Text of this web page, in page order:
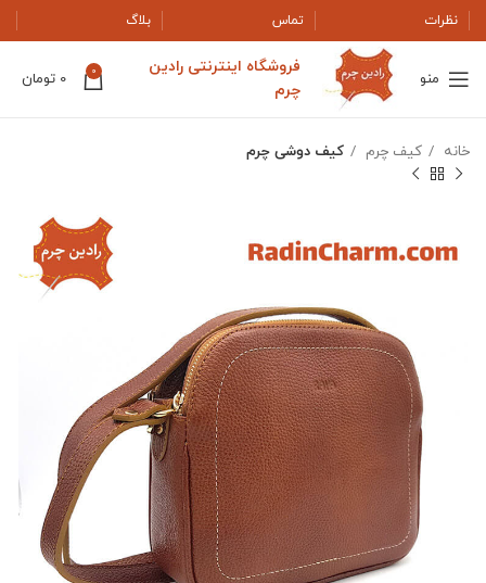
نظرات تماس بلاگ
منو
فروشگاه اینترنتی رادین
چرم
0
0 تومان
خانه کیف چرم کیف دوشی چرم